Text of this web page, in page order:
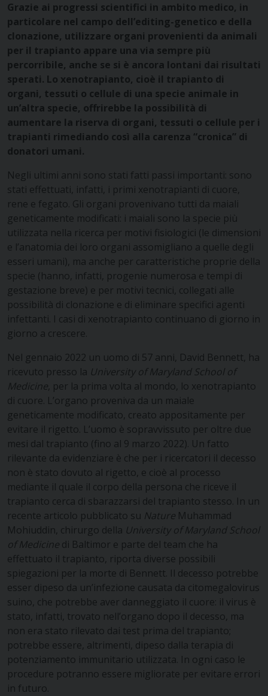
Grazie ai progressi scientifici in ambito medico, in
particolare nel campo dell’editing-genetico e della
clonazione, utilizzare organi provenienti da animali
per il trapianto appare una via sempre più
percorribile, anche se si è ancora lontani dai risultati
sperati. Lo xenotrapianto, cioè il trapianto di
organi, tessuti o cellule di una specie animale in
un’altra specie, offrirebbe la possibilità di
aumentare la riserva di organi, tessuti o cellule per i
trapianti rimediando così alla carenza “cronica” di
donatori umani.
Negli ultimi anni sono stati fatti passi importanti: sono
stati effettuati, infatti, i primi xenotrapianti di cuore,
rene e fegato. Gli organi provenivano tutti da maiali
geneticamente modificati: i maiali sono la specie più
utilizzata nella ricerca per motivi fisiologici (le dimensioni
e l’anatomia dei loro organi assomigliano a quelle degli
esseri umani), ma anche per caratteristiche proprie della
specie (hanno, infatti, progenie numerosa e tempi di
gestazione breve) e per motivi tecnici, collegati alle
possibilità di clonazione e di eliminare specifici agenti
infettanti. I casi di xenotrapianto continuano di giorno in
giorno a crescere.
Nel gennaio 2022 un uomo di 57 anni, David Bennett, ha
ricevuto presso la University of Maryland School of
Medicine, per la prima volta al mondo, lo xenotrapianto
di cuore. L’organo proveniva da un maiale
geneticamente modificato, creato appositamente per
evitare il rigetto. L’uomo è sopravvissuto per oltre due
mesi dal trapianto (fino al 9 marzo 2022). Un fatto
rilevante da evidenziare è che per i ricercatori il decesso
non è stato dovuto al rigetto, e cioè al processo
mediante il quale il corpo della persona che riceve il
trapianto cerca di sbarazzarsi del trapianto stesso. In un
recente articolo pubblicato su Nature Muhammad
Mohiuddin, chirurgo della University of Maryland School
of Medicine di Baltimor e parte del team che ha
effettuato il trapianto, riporta diverse possibili
spiegazioni per la morte di Bennett. Il decesso potrebbe
esser dipeso da un’infezione causata da citomegalovirus
suino, che potrebbe aver danneggiato il cuore: il virus è
stato, infatti, trovato nell’organo dopo il decesso, ma
non era stato rilevato dai test prima del trapianto;
potrebbe essere, altrimenti, dipeso dalla terapia di
potenziamento immunitario utilizzata. In ogni caso le
procedure potranno essere migliorate per evitare errori
in futuro.